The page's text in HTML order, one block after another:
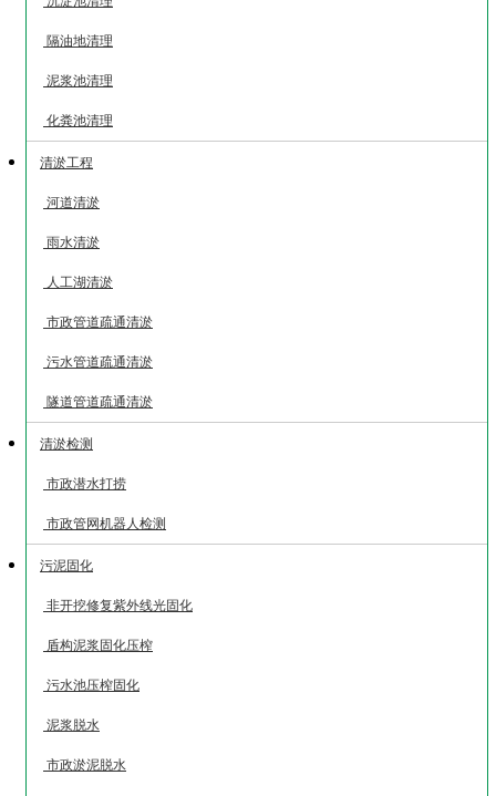
隔油地清理
泥浆池清理
化粪池清理
清淤工程
河道清淤
雨水清淤
人工湖清淤
市政管道疏通清淤
污水管道疏通清淤
隧道管道疏通清淤
清淤检测
市政潜水打捞
市政管网机器人检测
污泥固化
非开挖修复紫外线光固化
盾构泥浆固化压榨
污水池压榨固化
泥浆脱水
市政淤泥脱水